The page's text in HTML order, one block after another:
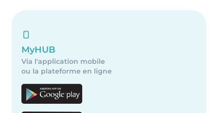
MyHUB
Via l'application mobile
ou la plateforme en ligne